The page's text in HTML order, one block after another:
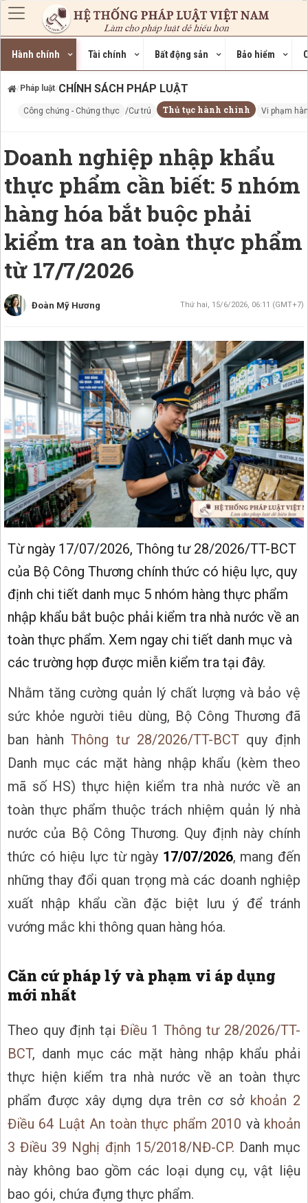
Nhảy đến nội dung
Hành chính Tài chính Bất động sản Bảo hiểm
/ Pháp luật/CHÍNH SÁCH PHÁP LUẬT
Công chứng - Chứng thực Cư trú Thủ tục hành chính Vi phạm
Doanh nghiệp nhập khẩu
thực phẩm cần biết: 5 nhóm
hàng hóa bắt buộc phải
kiểm tra an toàn thực phẩm
từ 17/7/2026
Đoàn Mỹ Hương Thứ hai, 15/6/2026, 06:11 (GMT+7)
Từ ngày 17/07/2026, Thông tư 28/2026/TT-BCT
của Bộ Công Thương chính thức có hiệu lực, quy
định chi tiết danh mục 5 nhóm hàng thực phẩm
nhập khẩu bắt buộc phải kiểm tra nhà nước về an
toàn thực phẩm. Xem ngay chi tiết danh mục và
các trường hợp được miễn kiểm tra tại đây.
Nhằm tăng cường quản lý chất lượng và bảo vệ
sức khỏe người tiêu dùng, Bộ Công Thương đã
ban hànhThông tư 28/2026/TT-BCTquy định
Danh mục các mặt hàng nhập khẩu (kèm theo
mã số HS) thực hiện kiểm tra nhà nước về an
toàn thực phẩm thuộc trách nhiệm quản lý nhà
nước của Bộ Công Thương. Quy định này chính
thức có hiệu lực từ ngày 17/07/2026, mang đến
những thay đổi quan trọng mà các doanh nghiệp
xuất nhập khẩu cần đặc biệt lưu ý để tránh
vướng mắc khi thông quan hàng hóa.
Căn cứ pháp lý và phạm vi áp dụng
mới nhất
Theo quy định tại Điều 1 Thông tư 28/2026/TT-
BCT, danh mục các mặt hàng nhập khẩu phải
thực hiện kiểm tra nhà nước về an toàn thực
phẩm được xây dựng dựa trên cơ sở khoản 2
Điều 64 Luật An toàn thực phẩm 2010 và khoản
3 Điều 39 Nghị định 15/2018/NĐ-CP. Danh mục
này không bao gồm các loại dụng cụ, vật liệu
bao gói, chứa đựng thực phẩm.